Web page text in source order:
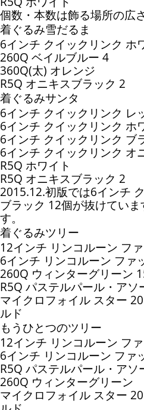
個数・本数は飾る場所の広
着ぐるみ雪だるま
6インチ クイックリンク ホ
260Q ベイルブルー 4
360Q(太) オレンジ
R5Q オニキスブラック 2
着ぐるみサンタ
6インチ クイックリンク レ
6インチ クイックリンク ホ
6インチ クイックリンク ブ
6インチ クイックリンク オ
R5Q ホワイト
R5Q オニキスブラック 2
2015.12.初版では6インチ
ブラック 12個が抜けてい
す。
着ぐるみツリー
12インチ リンコルーン フ
6インチ リンコルーン ファ
260Q ウィンターグリーン
R5Q パステルパール・アソ
マイクロフォイル スター
ルド
もうひとつのツリー
12インチ リンコルーン フ
6インチ リンコルーン ファ
R5Q パステルパール・アソ
260Q ウィンターグリーン
マイクロフォイル スター